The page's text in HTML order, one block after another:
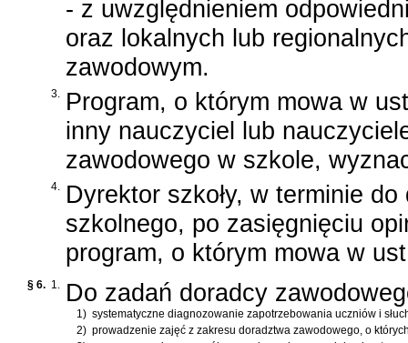
- z uwzględnieniem
oraz lokalnych lub
zawodowym.
3. Program, o którym mowa w
inny nauczyciel lub
zawodowego w szkole,
4. Dyrektor szkoły, w terminie
szkolnego, po zasięgnięciu
program, o którym mowa w
§ 6. 1. Do zadań doradcy
1) systematyczne diagnozowanie zapotrzebowania uczniów i
2) prowadzenie zajęć z zakresu doradztwa zawodowego, o